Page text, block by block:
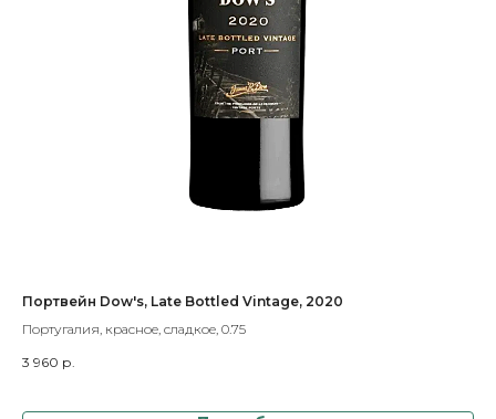
Портвейн Dow's, Late Bottled Vintage, 2020
Португалия, красное, сладкое, 0.75
3 960 р.